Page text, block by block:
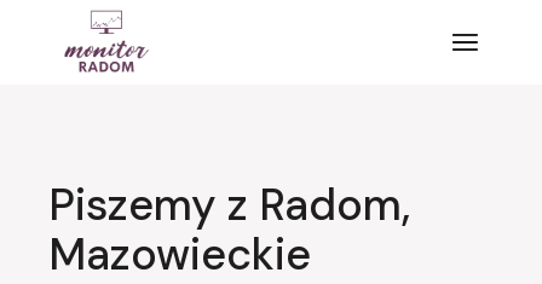
Piszemy z Radom,
Mazowieckie